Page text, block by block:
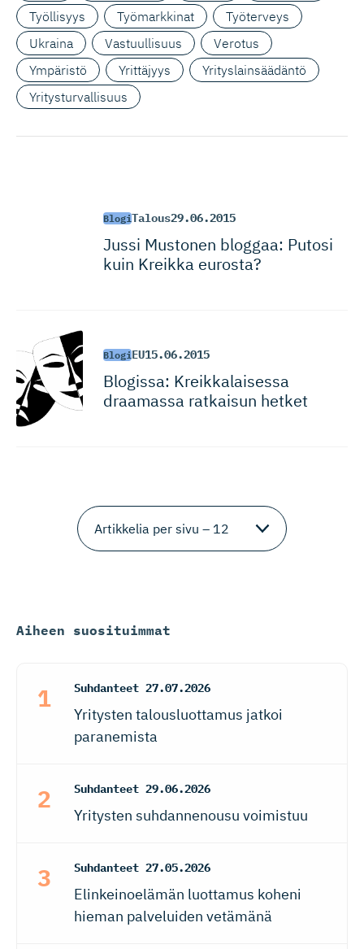
Työllisyys
Työmarkkinat
Työterveys
Ukraina
Vastuullisuus
Verotus
Ympäristö
Yrittäjyys
Yrityslainsäädäntö
Yritysturvallisuus
BlogiTalous29.06.2015
Jussi Mustonen bloggaa: Putosi
kuin Kreikka eurosta?
BlogiEU15.06.2015
Blogissa: Kreikkalaisessa
draamassa ratkaisun hetket
Aiheen suosituimmat
Suhdanteet 27.07.2026
Yritysten talousluottamus jatkoi
paranemista
Suhdanteet 29.06.2026
Yritysten suhdannenousu voimistuu
Suhdanteet 27.05.2026
Elinkeinoelämän luottamus koheni
hieman palveluiden vetämänä